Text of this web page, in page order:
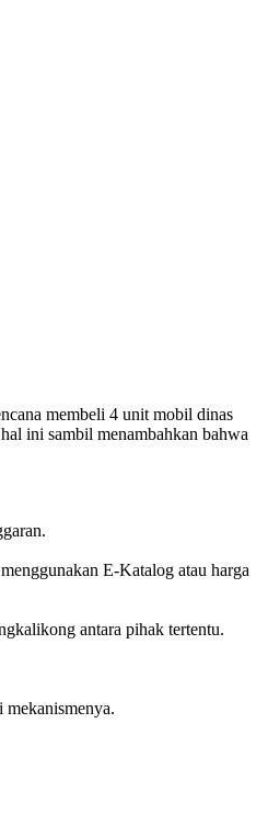
membeli 4 unit mobil dinas
ini sambil menambahkan bahwa
E-Katalog atau harga
antara pihak tertentu.